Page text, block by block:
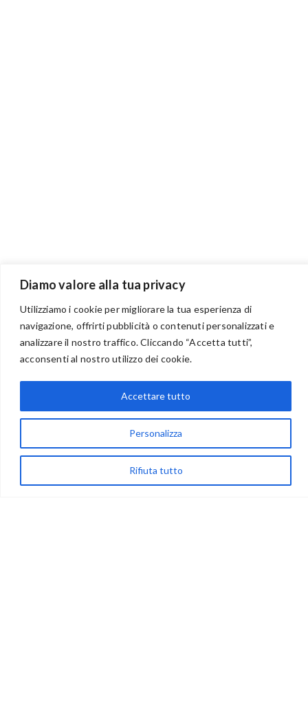
Diamo valore alla tua privacy
Utilizziamo i cookie per migliorare la tua esperienza di
navigazione, offrirti pubblicità o contenuti personalizzati e
analizzare il nostro traffico. Cliccando “Accetta tutti”,
acconsenti al nostro utilizzo dei cookie.
Personalizza
Rifiuta tutto
Accettare tutto
BENVENUTI NEL PORTALE RIVENDITORI
via Acqua delle Noci 12
83024 Monteforte Irpino (AV)
(+39) 081-7777233